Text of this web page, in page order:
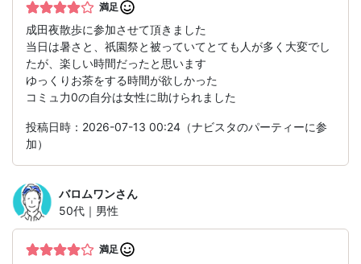
満足
成田夜散歩に参加させて頂きました
当日は暑さと、祇園祭と被っていてとても人が多く大変でし
たが、楽しい時間だったと思います
ゆっくりお茶をする時間が欲しかった
コミュ力0の自分は女性に助けられました
投稿日時：2026-07-13 00:24（ナビスタのパーティーに参
加）
バロムワンさん
50代｜男性
満足